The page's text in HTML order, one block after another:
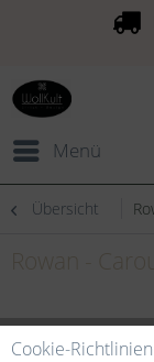
Menü
Übersicht
Cookie-Richtlinien